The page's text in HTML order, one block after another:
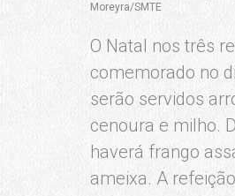
Moreyra/SMTE
O Natal nos três
comemorado no
serão servidos
cenoura e milho.
haverá frango
ameixa. A